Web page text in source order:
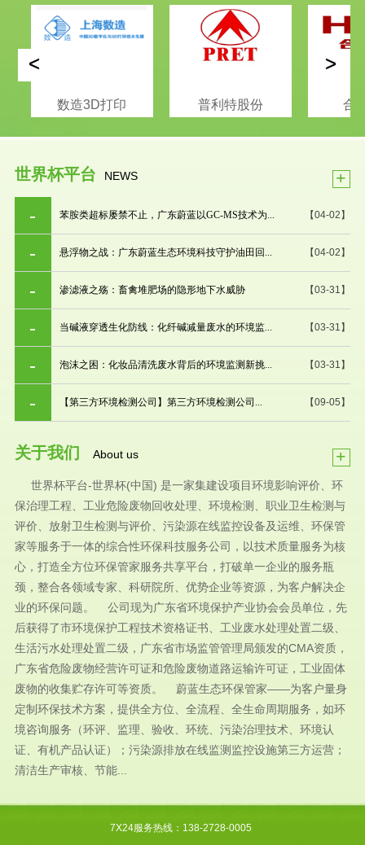
数造3D打印 普利特股份 合
< >
世界杯平台 NEWS +
【04-02】
苯胺类超标屡禁不止，广东蔚蓝以GC-MS技术为...
【04-02】
悬浮物之战：广东蔚蓝生态环境科技守护油田回...
【03-31】
渗滤液之殇：畜禽堆肥场的隐形地下水威胁
【03-31】
当碱液穿透生化防线：化纤碱减量废水的环境监...
【03-31】
泡沫之困：化妆品清洗废水背后的环境监测新挑...
【09-05】
【第三方环境检测公司】第三方环境检测公司...
关于我们 About us +
世界杯平台-世界杯(中国) 是一家集建设项目环境影响评价、环
保治理工程、工业危险废物回收处理、环境检测、职业卫生检测与
评价、放射卫生检测与评价、污染源在线监控设备及运维、环保管
家等服务于一体的综合性环保科技服务公司，以技术质量服务为核
心，打造全方位环保管家服务共享平台，打破单一企业的服务瓶
颈，整合各领域专家、科研院所、优势企业等资源，为客户解决企
业的环保问题。 公司现为广东省环境保护产业协会会员单位，先
后获得了市环境保护工程技术资格证书、工业废水处理处置二级、
生活污水处理处置二级，广东省市场监管管理局颁发的CMA资质，
广东省危险废物经营许可证和危险废物道路运输许可证，工业固体
废物的收集贮存许可等资质。 蔚蓝生态环保管家——为客户量身
定制环保技术方案，提供全方位、全流程、全生命周期服务，如环
境咨询服务（环评、监理、验收、环统、污染治理技术、环境认
证、有机产品认证）；污染源排放在线监测监控设施第三方运营；
清洁生产审核、节能...
7X24服务热线：138-2728-0005